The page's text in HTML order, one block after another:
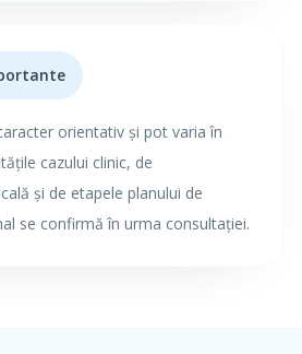
orientativ și pot varia în
cazului clinic, de
și de etapele planului de
se confirmă în urma consultației.